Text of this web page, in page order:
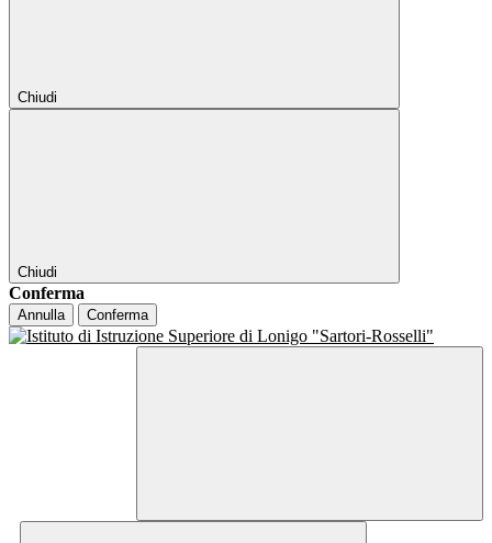
Chiudi
Chiudi
Conferma
Annulla Conferma